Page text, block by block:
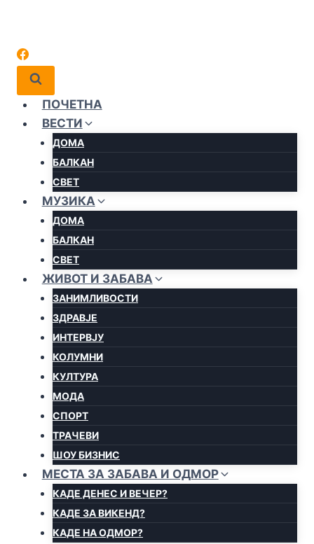
ПОЧЕТНА
ВЕСТИ
ДОМА
БАЛКАН
СВЕТ
МУЗИКА
ДОМА
БАЛКАН
СВЕТ
ЖИВОТ И ЗАБАВА
ЗАНИМЛИВОСТИ
ЗДРАВЈЕ
ИНТЕРВЈУ
КОЛУМНИ
КУЛТУРА
МОДА
СПОРТ
ТРАЧЕВИ
ШОУ БИЗНИС
МЕСТА ЗА ЗАБАВА И ОДМОР
КАДЕ ДЕНЕС И ВЕЧЕР?
КАДЕ ЗА ВИКЕНД?
КАДЕ НА ОДМОР?